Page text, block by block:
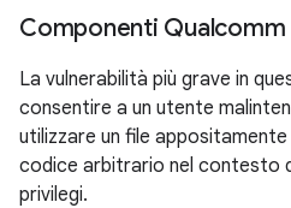
Componenti Qualcomm
La vulnerabilità più grave in
consentire a un utente
utilizzare un file
codice arbitrario nel contesto
privilegi.